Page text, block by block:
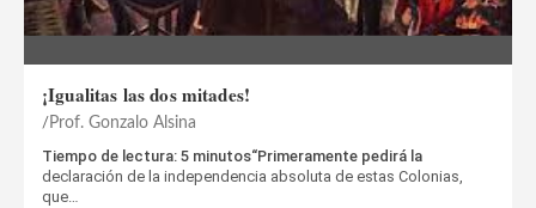
¡Igualitas las dos mitades!
Prof. Gonzalo Alsina
Tiempo de lectura: 5 minutos“Primeramente pedirá la
declaración de la independencia absoluta de estas Colonias,
que…